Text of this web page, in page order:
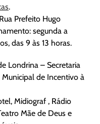
as.
Prefeito Hugo
segunda a
das 9 às 13 horas.
Londrina – Secretaria
de Incentivo à
Midiograf , Rádio
Mãe de Deus e